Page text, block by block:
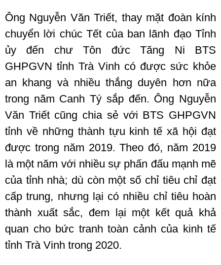
Ông Nguyễn Văn Triết, thay mặt đoàn kính
chuyển lời chúc Tết của ban lãnh đạo Tỉnh
ủy đến chư Tôn đức Tăng Ni BTS
GHPGVN tỉnh Trà Vinh có được sức khỏe
an khang và nhiều thắng duyên hơn nữa
trong năm Canh Tý sắp đến. Ông Nguyễn
Văn Triết cũng chia sẻ với BTS GHPGVN
tỉnh về những thành tựu kinh tế xã hội đạt
được trong năm 2019. Theo đó, năm 2019
là một năm với nhiều sự phấn đấu mạnh mẽ
của tỉnh nhà; dù còn một số chỉ tiêu chỉ đạt
cấp trung, nhưng lại có nhiều chỉ tiêu hoàn
thành xuất sắc, đem lại một kết quả khả
quan cho bức tranh toàn cảnh của kinh tế
tỉnh Trà Vinh trong 2020.